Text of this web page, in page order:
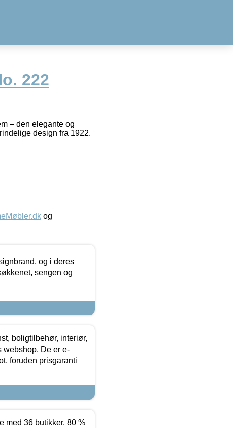
222
– den elegante og
design fra 1922.
og
og i deres
sengen og
boligtilbehør, interiør,
webshop. De er e-
foruden prisgaranti
med 36 butikker. 80 %